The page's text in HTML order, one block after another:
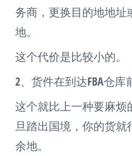
务商，更换目的地地址
地。
这个代价是比较小的。
2、货件在到达FBA仓
这个就比上一种要麻烦
旦踏出国境，你的货就
余地。